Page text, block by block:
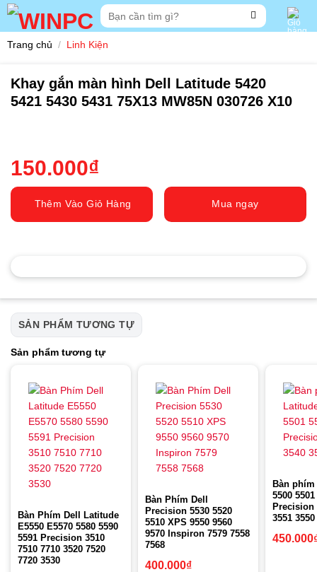
Skip
Tìm
kiếm:
Trang chủ / Linh Kiện
Khay gắn màn hình Dell Latitude 5420
5421 5430 5431 75X13 MW85N 030726 X10
150.000₫
Thêm Vào Giỏ Hàng Mua ngay
SẢN PHẨM TƯƠNG TỰ
Sản phẩm tương tự
Bàn Phím Dell Latitude
E5550 E5570 5580 5590
5591 Precision 3510
7510 7710 3520 7520
7720 3530
Bàn Phím Dell
Precision 5530 5520
5510 XPS 9550 9560
9570 Inspiron 7579 7558
7568
400.000₫
Bàn
5500
Precision
3551 3550
450.000